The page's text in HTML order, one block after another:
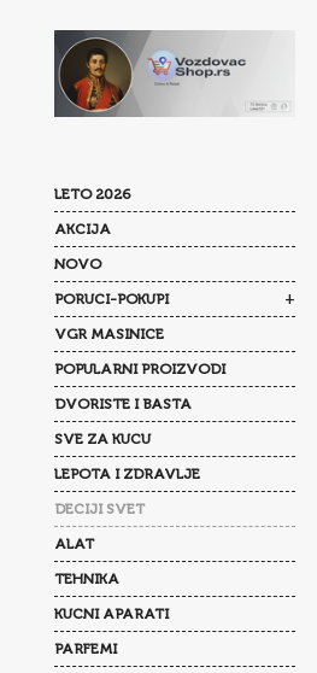
LETO 2026
AKCIJA
NOVO
PORUCI-POKUPI +
VGR MASINICE
POPULARNI PROIZVODI
DVORISTE I BASTA
SVE ZA KUCU
LEPOTA I ZDRAVLJE
DECIJI SVET
ALAT
TEHNIKA
KUCNI APARATI
PARFEMI